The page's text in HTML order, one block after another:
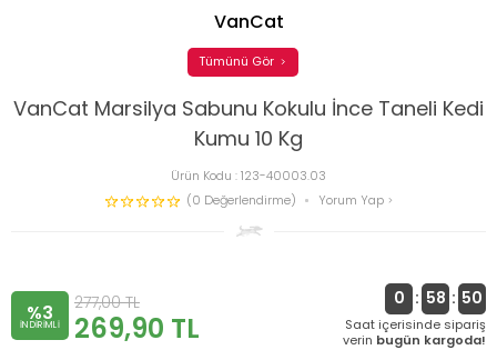
VanCat Marsilya Sabunu Kokulu İnce Taneli Kedi
Kumu 10 Kg
Ürün Kodu :123-40003.03
(0 Değerlendirme)
Yorum Yap
VanCat
Tümünü Gör
%3
INDIRIMLI
277,00TL
269,90 TL
0 : 58 : 50
Saat içerisinde sipariş
verin bugün kargoda!